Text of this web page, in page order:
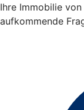
Ihre Immobilie
aufkommende